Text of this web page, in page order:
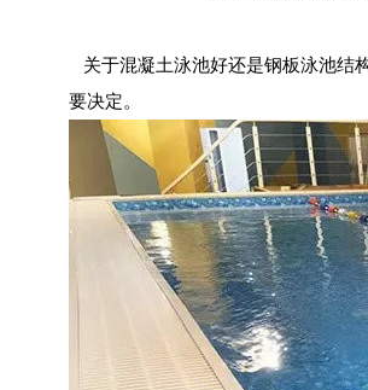
关于混凝土泳池好还是钢板泳池结
要决定。